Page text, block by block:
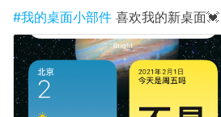
#我的桌面小部件 喜欢我的新桌面💓